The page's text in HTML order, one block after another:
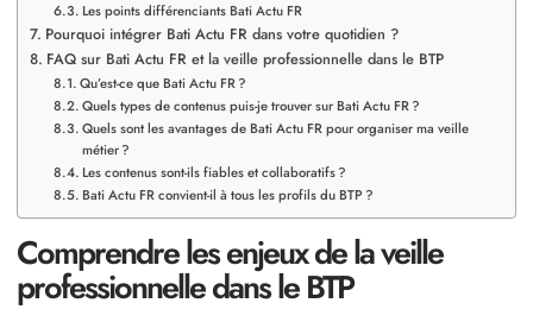
Les points différenciants Bati Actu FR
Pourquoi intégrer Bati Actu FR dans votre quotidien ?
FAQ sur Bati Actu FR et la veille professionnelle dans le BTP
Qu’est-ce que Bati Actu FR ?
Quels types de contenus puis-je trouver sur Bati Actu FR ?
Quels sont les avantages de Bati Actu FR pour organiser ma veille
métier ?
Les contenus sont-ils fiables et collaboratifs ?
Bati Actu FR convient-il à tous les profils du BTP ?
Comprendre les enjeux de la veille
professionnelle dans le BTP